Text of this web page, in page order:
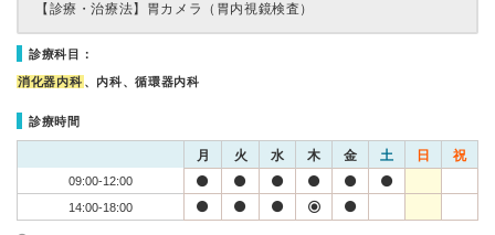
【診療・治療法】 胃カメラ（胃内視鏡検査）
診療科目：
消化器内科 、内科、循環器内科
診療時間
月 火 水 木 金 土 日 祝
09:00-12:00
14:00-18:00